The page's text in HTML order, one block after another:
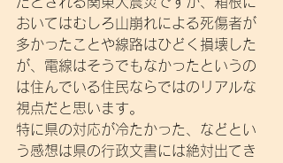
おいてはむしろ山崩れによる死傷者が
多かったことや線路はひどく損壊した
が、電線はそうでもなかったというの
は住んでいる住民ならではのリアルな
視点だと思います。
特に県の対応が冷たかった、などとい
う感想は県の行政文書には絶対出てき